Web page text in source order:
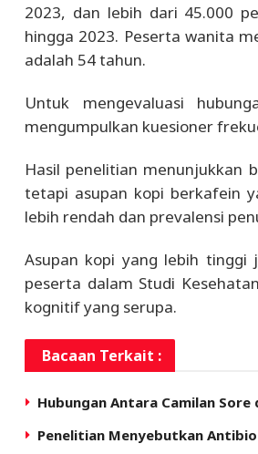
2023, dan lebih dari 45.000
hingga 2023. Peserta wanita
adalah 54 tahun.
Untuk mengevaluasi
mengumpulkan kuesioner
Hasil penelitian menunjukkan
tetapi asupan kopi berkafein
lebih rendah dan prevalensi
Asupan kopi yang lebih
peserta dalam Studi
kognitif yang serupa.
Bacaan Terkait :
Hubungan Antara Camilan
Penelitian Menyebutkan